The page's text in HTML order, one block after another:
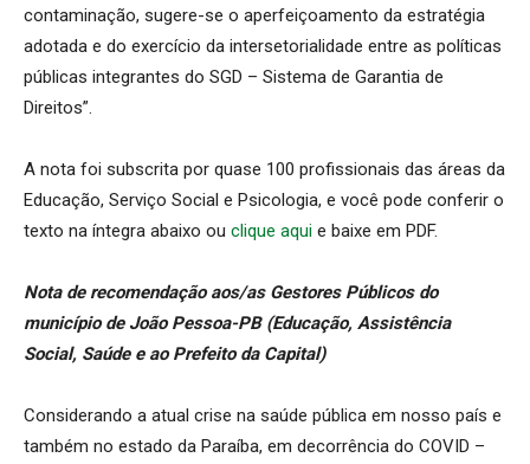
contaminação, sugere-se o aperfeiçoamento da estratégia
adotada e do exercício da intersetorialidade entre as políticas
públicas integrantes do SGD – Sistema de Garantia de
Direitos”.
A nota foi subscrita por quase 100 profissionais das áreas da
Educação, Serviço Social e Psicologia, e você pode conferir o
texto na íntegra abaixo ou clique aqui e baixe em PDF.
Nota de recomendação aos/as Gestores Públicos do
município de João Pessoa-PB (Educação, Assistência
Social, Saúde e ao Prefeito da Capital)
Considerando a atual crise na saúde pública em nosso país e
também no estado da Paraíba, em decorrência do COVID –